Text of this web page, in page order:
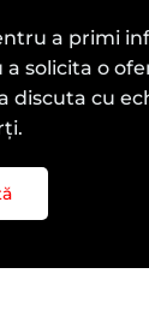
a primi
solicita o
discuta cu